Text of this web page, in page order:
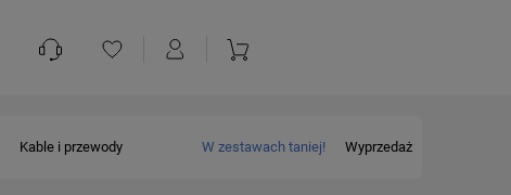
Kable i przewody W zestawach taniej! Wyprzedaż